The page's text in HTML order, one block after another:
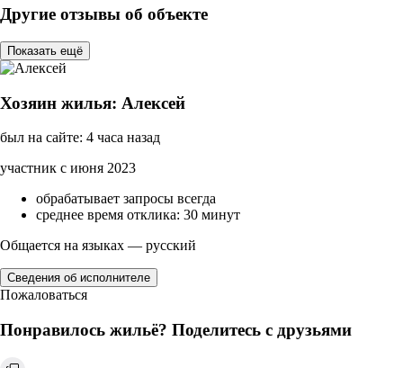
Другие отзывы об объекте
Показать ещё
Хозяин жилья: Алексей
был на сайте: 4 часа назад
участник с июня 2023
обрабатывает запросы всегда
среднее время отклика: 30 минут
Общается на языках — русский
Сведения об исполнителе
Пожаловаться
Понравилось жильё? Поделитесь с друзьями